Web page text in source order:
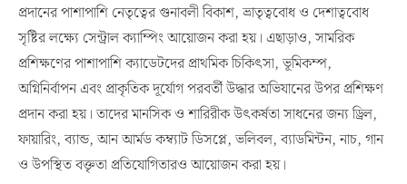
প্রদানের পাশাপাশি নেতৃত্বের গুনাবলী বিকাশ, ভ্রাতৃত্ববোধ ও দেশাত্ববোধ
সৃষ্টির লক্ষ্যে সেন্ট্রাল ক্যাম্পিং আয়োজন করা হয়। এছাড়াও, সামরিক
প্রশিক্ষণের পাশাপাশি ক্যাডেটদের প্রাথমিক চিকিৎসা, ভূমিকম্প,
অগ্নিনির্বাপন এবং প্রাকৃতিক দূর্যোগ পরবর্তী উদ্ধার অভিযানের উপর প্রশিক্ষণ
প্রদান করা হয়। তাদের মানসিক ও শারিরীক উৎকর্ষতা সাধনের জন্য ড্রিল,
ফায়ারিং, ব্যান্ড, আন আর্মড কম্ব্যাট ডিসপ্লে, ভলিবল, ব্যাডমিন্টন, নাচ, গান
ও উপস্থিত বক্তৃতা প্রতিযোগিতারও আয়োজন করা হয়।